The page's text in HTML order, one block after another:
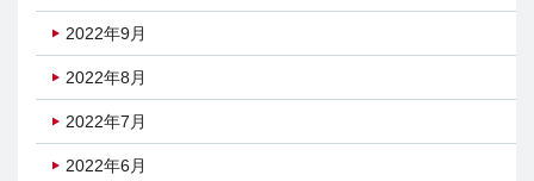
2022年9月
2022年8月
2022年7月
2022年6月